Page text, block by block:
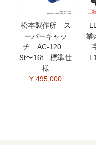
松本製作所 ス
ーパーキャッ
チ AC-120
9t〜16t 標準仕
様
¥ 495,000